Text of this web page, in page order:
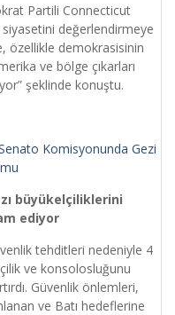
Partili Connecticut
değerlendirmeye
özellikle demokrasisinin
ve bölge çıkarları
şeklinde konuştu.
Komisyonunda Gezi
büyükelçiliklerini
ediyor
tehditleri nedeniyle 4
ve konsolosluğunu
Güvenlik önlemleri,
ve Batı hedeflerine